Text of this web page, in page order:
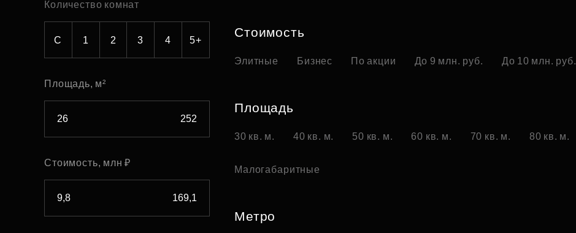
Количество комнат
С 1 2 3 4 5+
Площадь, м²
Стоимость, млн ₽
Стоимость
Элитные Бизнес По акции До 9 млн. руб. До 10 млн. руб.
Площадь
30 кв. м. 40 кв. м. 50 кв. м. 60 кв. м. 70 кв. м. 80 кв. м.
Малогабаритные
Метро